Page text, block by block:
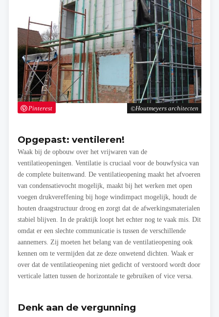
Houtmeyers architecten
Pinterest
Opgepast: ventileren!
Waak bij de opbouw over het vrijwaren van de
ventilatieopeningen. Ventilatie is cruciaal voor de bouwfysica van
de complete buitenwand. De ventilatieopening maakt het afvoeren
van condensatievocht mogelijk, maakt bij het werken met open
voegen drukvereffening bij hoge windimpact mogelijk, houdt de
houten draagstructuur droog en zorgt dat de afwerkingsmaterialen
stabiel blijven. In de praktijk loopt het echter nog te vaak mis. Dit
omdat er een slechte communicatie is tussen de verschillende
aannemers. Zij moeten het belang van de ventilatieopening ook
kennen om te vermijden dat ze deze onwetend dichten. Waak er
over dat de ventilatieopening niet gedicht of verstoord wordt door
verticale latten tussen de horizontale te gebruiken of vice versa.
Denk aan de vergunning